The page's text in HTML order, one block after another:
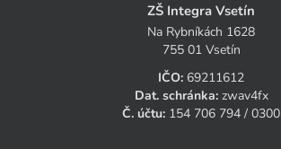
ZŠ Integra Vsetín
Na Rybníkách 1628
755 01 Vsetín
IČO: 69211612
Dat. schránka: zwav4fx
Č. účtu: 154 706 794 / 0300